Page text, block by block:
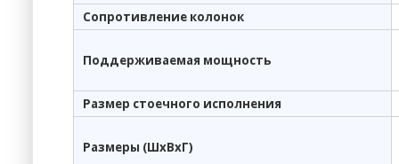
Сопротивление колонок
Поддерживаемая мощность
Размер стоечного исполнения
Размеры (ШхВхГ)